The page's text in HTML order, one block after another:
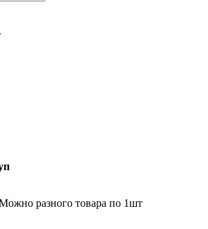
разного товара по 1шт